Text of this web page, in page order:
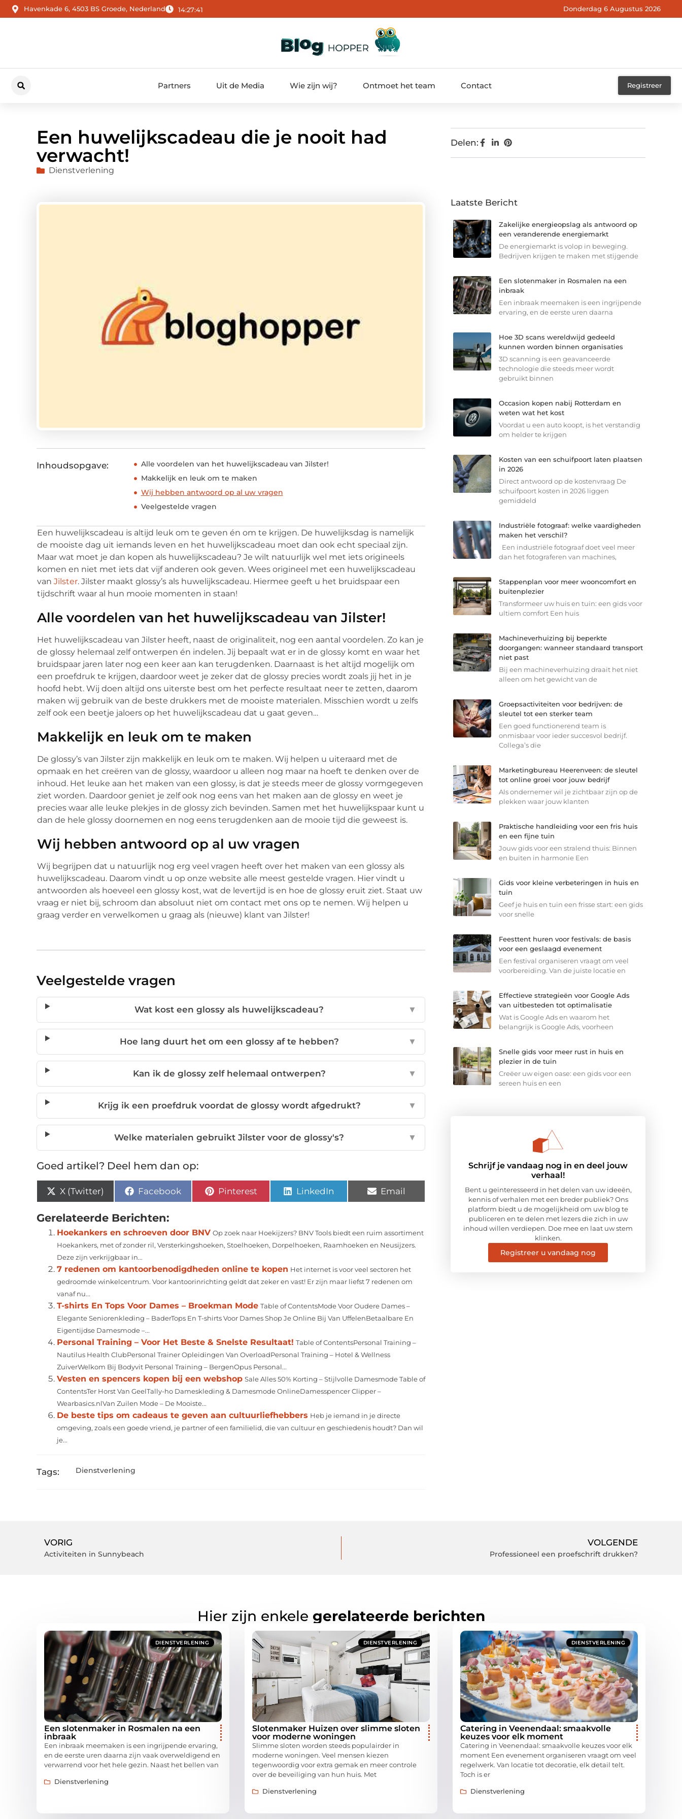
Havenkade 6, 4503 BS Groede, Nederland 14:27:42 Donderdag 6 Augustus 2026
Partners Uit de Media Wie zijn wij? Ontmoet het team Contact Registreer
Een huwelijkscadeau die je nooit had
verwacht!
Dienstverlening
Inhoudsopgave:
Alle voordelen van het huwelijkscadeau van Jilster!
Makkelijk en leuk om te maken
Wij hebben antwoord op al uw vragen
Veelgestelde vragen
Een huwelijkscadeau is altijd leuk om te geven én om te krijgen. De huwelijksdag is namelijk
de mooiste dag uit iemands leven en het huwelijkscadeau moet dan ook echt speciaal zijn.
Maar wat moet je dan kopen als huwelijkscadeau? Je wilt natuurlijk wel met iets origineels
komen en niet met iets dat vijf anderen ook geven. Wees origineel met een huwelijkscadeau
van Jilster. Jilster maakt glossy’s als huwelijkscadeau. Hiermee geeft u het bruidspaar een
tijdschrift waar al hun mooie momenten in staan!
Alle voordelen van het huwelijkscadeau van Jilster!
Het huwelijkscadeau van Jilster heeft, naast de originaliteit, nog een aantal voordelen. Zo kan je
de glossy helemaal zelf ontwerpen én indelen. Jij bepaalt wat er in de glossy komt en waar het
bruidspaar jaren later nog een keer aan kan terugdenken. Daarnaast is het altijd mogelijk om
een proefdruk te krijgen, daardoor weet je zeker dat de glossy precies wordt zoals jij het in je
hoofd hebt. Wij doen altijd ons uiterste best om het perfecte resultaat neer te zetten, daarom
maken wij gebruik van de beste drukkers met de mooiste materialen. Misschien wordt u zelfs
zelf ook een beetje jaloers op het huwelijkscadeau dat u gaat geven…
Makkelijk en leuk om te maken
De glossy’s van Jilster zijn makkelijk en leuk om te maken. Wij helpen u uiteraard met de
opmaak en het creëren van de glossy, waardoor u alleen nog maar na hoeft te denken over de
inhoud. Het leuke aan het maken van een glossy, is dat je steeds meer de glossy vormgegeven
ziet worden. Daardoor geniet je zelf ook nog eens van het maken aan de glossy en weet je
precies waar alle leuke plekjes in de glossy zich bevinden. Samen met het huwelijkspaar kunt u
dan de hele glossy doornemen en nog eens terugdenken aan de mooie tijd die geweest is.
Wij hebben antwoord op al uw vragen
Wij begrijpen dat u natuurlijk nog erg veel vragen heeft over het maken van een glossy als
huwelijkscadeau. Daarom vindt u op onze website alle meest gestelde vragen. Hier vindt u
antwoorden als hoeveel een glossy kost, wat de levertijd is en hoe de glossy eruit ziet. Staat uw
vraag er niet bij, schroom dan absoluut niet om contact met ons op te nemen. Wij helpen u
graag verder en verwelkomen u graag als (nieuwe) klant van Jilster!
Veelgestelde vragen
Wat kost een glossy als huwelijkscadeau? ▼
Hoe lang duurt het om een glossy af te hebben? ▼
Kan ik de glossy zelf helemaal ontwerpen? ▼
Krijg ik een proefdruk voordat de glossy wordt afgedrukt? ▼
Welke materialen gebruikt Jilster voor de glossy's? ▼
Goed artikel? Deel hem dan op:
X (Twitter) Facebook Pinterest LinkedIn Email
Gerelateerde Berichten:
Hoekankers en schroeven door BNV Op zoek naar Hoekijzers? BNV Tools biedt een ruim assortiment
Hoekankers, met of zonder ril, Versterkingshoeken, Stoelhoeken, Dorpelhoeken, Raamhoeken en Neusijzers.
Deze zijn verkrijgbaar in...
7 redenen om kantoorbenodigdheden online te kopen Het internet is voor veel sectoren het
gedroomde winkelcentrum. Voor kantoorinrichting geldt dat zeker en vast! Er zijn maar liefst 7 redenen om
vanaf nu...
T-shirts En Tops Voor Dames – Broekman Mode Table of ContentsMode Voor Oudere Dames –
Elegante Seniorenkleding – BaderTops En T-shirts Voor Dames Shop Je Online Bij Van UffelenBetaalbare En
Eigentijdse Damesmode –...
Personal Training – Voor Het Beste & Snelste Resultaat! Table of ContentsPersonal Training –
Nautilus Health ClubPersonal Trainer Opleidingen Van OverloadPersonal Training – Hotel & Wellness
ZuiverWelkom Bij Bodyvit Personal Training – BergenOpus Personal...
Vesten en spencers kopen bij een webshop Sale Alles 50% Korting – Stijlvolle Damesmode Table of
ContentsTer Horst Van GeelTally-ho Dameskleding & Damesmode OnlineDamesspencer Clipper –
Wearbasics.nlVan Zuilen Mode – De Mooiste...
De beste tips om cadeaus te geven aan cultuurliefhebbers Heb je iemand in je directe
omgeving, zoals een goede vriend, je partner of een familielid, die van cultuur en geschiedenis houdt? Dan wil
je...
Tags: Dienstverlening
Delen:
Laatste Bericht
Zakelijke energieopslag als antwoord op
een veranderende energiemarkt
De energiemarkt is volop in beweging.
Bedrijven krijgen te maken met stijgende
Een slotenmaker in Rosmalen na een
inbraak
Een inbraak meemaken is een ingrijpende
ervaring, en de eerste uren daarna
Hoe 3D scans wereldwijd gedeeld
kunnen worden binnen organisaties
3D scanning is een geavanceerde
technologie die steeds meer wordt
gebruikt binnen
Occasion kopen nabij Rotterdam en
weten wat het kost
Voordat u een auto koopt, is het verstandig
om helder te krijgen
Kosten van een schuifpoort laten plaatsen
in 2026
Direct antwoord op de kostenvraag De
schuifpoort kosten in 2026 liggen
gemiddeld
Industriële fotograaf: welke vaardigheden
maken het verschil?
Een industriële fotograaf doet veel meer
dan het fotograferen van machines,
Stappenplan voor meer wooncomfort en
buitenplezier
Transformeer uw huis en tuin: een gids voor
ultiem comfort Een huis
Machineverhuizing bij beperkte
doorgangen: wanneer standaard transport
niet past
Bij een machineverhuizing draait het niet
alleen om het gewicht van de
Groepsactiviteiten voor bedrijven: de
sleutel tot een sterker team
Een goed functionerend team is
onmisbaar voor ieder succesvol bedrijf.
Collega’s die
Marketingbureau Heerenveen: de sleutel
tot online groei voor jouw bedrijf
Als ondernemer wil je zichtbaar zijn op de
plekken waar jouw klanten
Praktische handleiding voor een fris huis
en een fijne tuin
Jouw gids voor een stralend thuis: Binnen
en buiten in harmonie Een
Gids voor kleine verbeteringen in huis en
tuin
Geef je huis en tuin een frisse start: een gids
voor snelle
Feesttent huren voor festivals: de basis
voor een geslaagd evenement
Een festival organiseren vraagt om veel
voorbereiding. Van de juiste locatie en
Effectieve strategieën voor Google Ads
van uitbesteden tot optimalisatie
Wat is Google Ads en waarom het
belangrijk is Google Ads, voorheen
Snelle gids voor meer rust in huis en
plezier in de tuin
Creëer uw eigen oase: een gids voor een
sereen huis en een
Schrijf je vandaag nog in en deel jouw
verhaal!
Bent u geïnteresseerd in het delen van uw ideeën,
kennis of verhalen met een breder publiek? Ons
platform biedt u de mogelijkheid om uw blog te
publiceren en te delen met lezers die zich in uw
inhoud willen verdiepen. Doe mee en laat uw stem
klinken.
Registreer u vandaag nog
VORIG
Activiteiten in Sunnybeach
VOLGENDE
Professioneel een proefschrift drukken?
Hier zijn enkele gerelateerde berichten
DIENSTVERLENING
Een slotenmaker in Rosmalen na een
inbraak
Een inbraak meemaken is een ingrijpende ervaring,
en de eerste uren daarna zijn vaak overweldigend en
verwarrend voor het hele gezin. Naast het bellen van
Dienstverlening
DIENSTVERLENING
Slotenmaker Huizen over slimme sloten
voor moderne woningen
Slimme sloten worden steeds populairder in
moderne woningen. Veel mensen kiezen
tegenwoordig voor extra gemak en meer controle
over de beveiliging van hun huis. Met
Dienstverlening
DIENSTVERLENING
Catering in Veenendaal: smaakvolle
keuzes voor elk moment
Catering in Veenendaal: smaakvolle keuzes voor elk
moment Een evenement organiseren vraagt om veel
regelwerk. Van locatie tot decoratie, elk detail telt.
Toch is er
Dienstverlening